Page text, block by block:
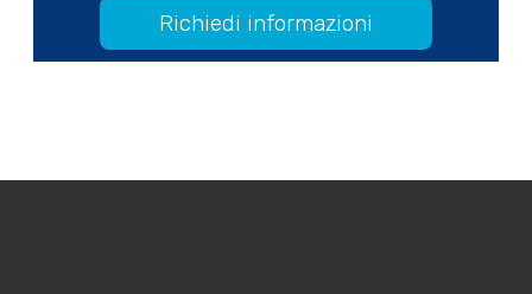
Richiedi informazioni